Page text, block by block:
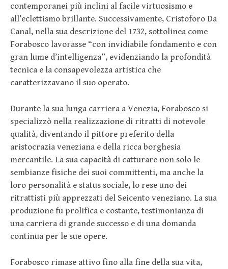
contemporanei più inclini al facile virtuosismo e
all’eclettismo brillante. Successivamente, Cristoforo Da
Canal, nella sua descrizione del 1732, sottolinea come
Forabosco lavorasse “con invidiabile fondamento e con
gran lume d’intelligenza”, evidenziando la profondità
tecnica e la consapevolezza artistica che
caratterizzavano il suo operato.
Durante la sua lunga carriera a Venezia, Forabosco si
specializzò nella realizzazione di ritratti di notevole
qualità, diventando il pittore preferito della
aristocrazia veneziana e della ricca borghesia
mercantile. La sua capacità di catturare non solo le
sembianze fisiche dei suoi committenti, ma anche la
loro personalità e status sociale, lo rese uno dei
ritrattisti più apprezzati del Seicento veneziano. La sua
produzione fu prolifica e costante, testimonianza di
una carriera di grande successo e di una domanda
continua per le sue opere.
Forabosco rimase attivo fino alla fine della sua vita,